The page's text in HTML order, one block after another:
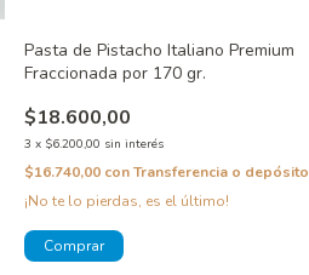
Pasta de Pistacho Italiano Premium
Fraccionada por 170 gr.
$18.600,00
3 x $6.200,00 sin interés
$16.740,00 conTransferencia o depósito
¡No te lo pierdas, es el último!